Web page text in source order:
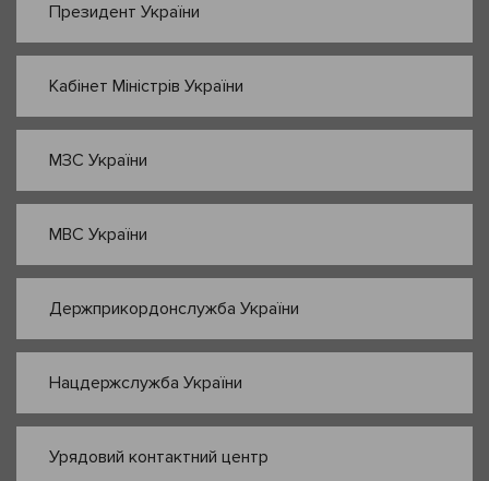
Президент України
Кабінет Міністрів України
МЗС України
МВС України
Держприкордонслужба України
Нацдержслужба України
Урядовий контактний центр